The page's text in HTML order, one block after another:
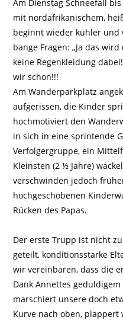
Am Dienstag Schneefall
mit nordafrikanischem,
beginnt wieder kühler und
bange Fragen: „Ja das
keine Regenkleidung
wir schon!!!
Am Wanderparkplatz
aufgerissen, die Kinder
hochmotiviert den
in sich in eine sprintende
Verfolgergruppe, ein
Kleinsten (2 ½ Jahre)
verschwinden jedoch
hochgeschobenen
Rücken des Papas.
Der erste Trupp ist nicht
geteilt, konditionsstarke
wir vereinbaren, dass die
Dank Annettes
marschiert unsere doch
Kurve nach oben,